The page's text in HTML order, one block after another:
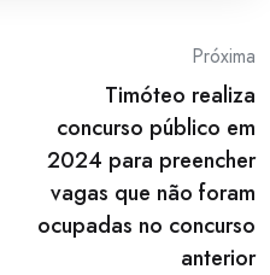
Próxima
Timóteo realiza
concurso público em
2024 para preencher
vagas que não foram
ocupadas no concurso
anterior